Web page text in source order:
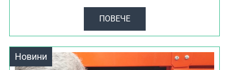
ПОВЕЧЕ
Новини